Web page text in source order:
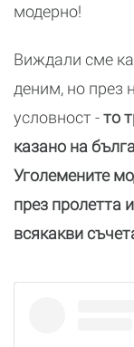
модерно!
Виждали сме
деним, но през
условност -то
казано на
Уголемените
през пролетта
всякакви